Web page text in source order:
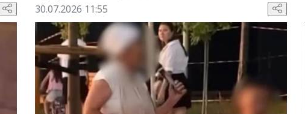
30.07.2026 11:55